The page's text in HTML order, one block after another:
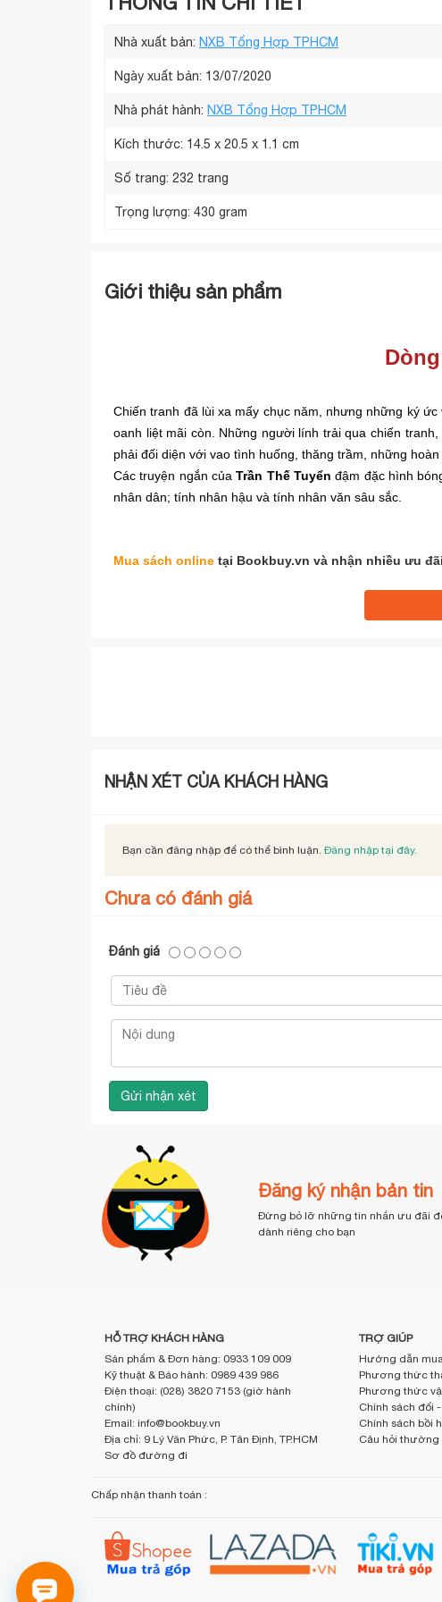
Nhà xuất bản: NXB Tổng Hợp TPHCM
Ngày xuất bản: 13/07/2020
Nhà phát hành: NXB Tổng Hợp TPHCM
Kích thước: 14.5 x 20.5 x 1.1 cm
Số trang: 232 trang
Trọng lượng: 430 gram
Giới thiệu sản phẩm
Chiến tranh đã lùi xa mấy chục năm, nhưng những ký
oanh liệt mãi còn. Những người lính trải qua chiến
phải đối diện với vao tình huống, thăng trầm, những
Các truyện ngắn củaTrần Thế Tuyển đậm đặc hình
nhân dân; tính nhân hậu và tính nhân văn sâu sắc.
Mua sách online tại Bookbuy.vn và nhận nhiều ưu
NHẬN XÉT CỦA KHÁCH HÀNG
Bạn cần đăng nhập để có thể bình luận. Đăng nhập tại đây.
Chưa có đánh giá
Đánh giá
Đăng ký nhận bản tin
Đừng bỏ lỡ những tin nhắn ưu đãi
dành riêng cho bạn
HỖ TRỢ KHÁCH HÀNG
Sản phẩm & Đơn hàng: 0933 109 009
Kỹ thuật & Bảo hành: 0989 439 986
Điện thoại: (028) 3820 7153 (giờ hành
chính)
Email: info@bookbuy.vn
Địa chỉ: 9 Lý Văn Phức, P. Tân Định, TP.HCM
Sơ đồ đường đi
TRỢ GIÚP
Hướng dẫn
Phương thức
Phương thức
Chính sách đổi
Chính sách bồi
Câu hỏi thường
Chấp nhận thanh toán :